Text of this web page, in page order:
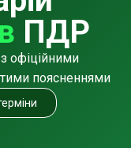
ПДР
офіційними
поясненнями